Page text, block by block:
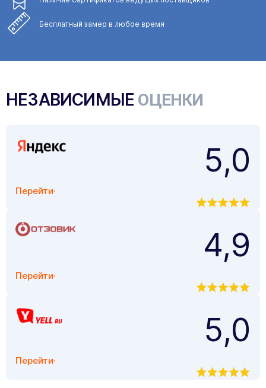
Бесплатный замер в любое время
НЕЗАВИСИМЫЕ ОЦЕНКИ
Перейти
5,0
Перейти
4,9
Перейти
5,0